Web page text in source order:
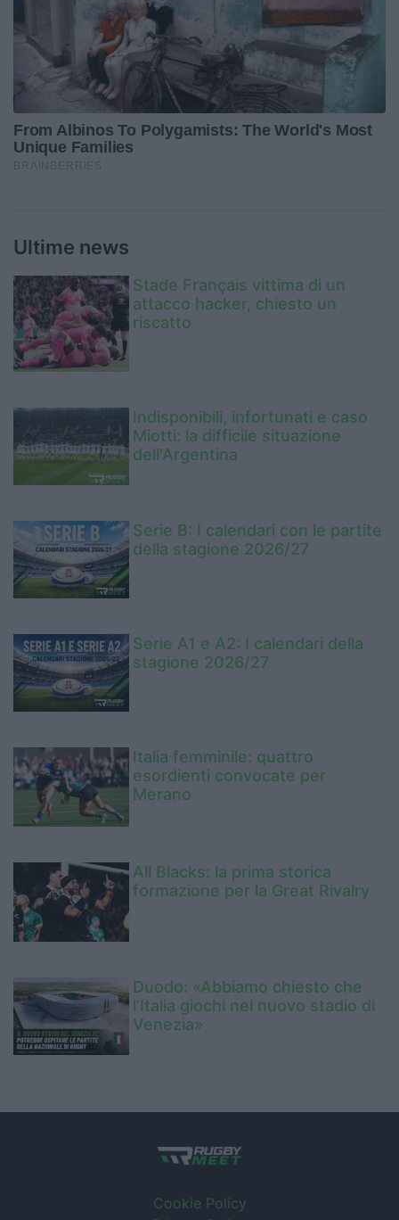
Ultime news
Stade Français vittima di un
attacco hacker, chiesto un
riscatto
Indisponibili, infortunati e caso
Miotti: la difficile situazione
dell'Argentina
Serie B: I calendari con le partite
della stagione 2026/27
Serie A1 e A2: I calendari della
stagione 2026/27
Italia femminile: quattro
esordienti convocate per
Merano
All Blacks: la prima storica
formazione per la Great Rivalry
Duodo: «Abbiamo chiesto che
l’Italia giochi nel nuovo stadio di
Venezia»
Cookie Policy